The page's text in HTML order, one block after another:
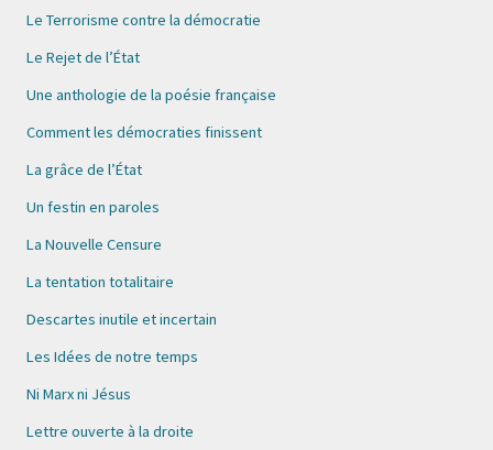
Le Terrorisme contre la démocratie
Le Rejet de l’État
Une anthologie de la poésie française
Comment les démocraties finissent
La grâce de l’État
Un festin en paroles
La Nouvelle Censure
La tentation totalitaire
Descartes inutile et incertain
Les Idées de notre temps
Ni Marx ni Jésus
Lettre ouverte à la droite